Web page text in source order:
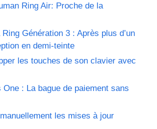
Ring Air: Proche de la
Génération 3 : Après plus d’un
en demi-teinte
les touches de son clavier avec
One : La bague de paiement sans
les mises à jour